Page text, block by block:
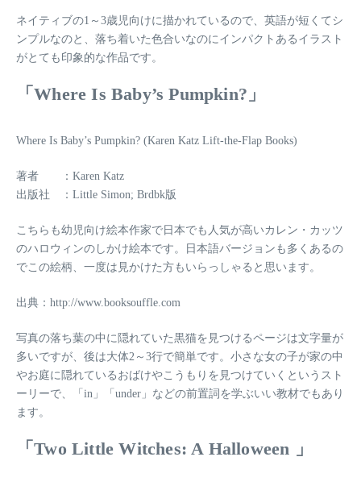
ネイティブの1～3歳児向けに描かれているので、英語が短くてシ
ンプルなのと、落ち着いた色合いなのにインパクトあるイラスト
がとても印象的な作品です。
「Where Is Baby’s Pumpkin?」
Where Is Baby’s Pumpkin? (Karen Katz Lift-the-Flap Books)
著者 ：Karen Katz
出版社 ：Little Simon; Brdbk版
こちらも幼児向け絵本作家で日本でも人気が高いカレン・カッツ
のハロウィンのしかけ絵本です。日本語バージョンも多くあるの
でこの絵柄、一度は見かけた方もいらっしゃると思います。
出典：http://www.booksouffle.com
写真の落ち葉の中に隠れていた黒猫を見つけるページは文字量が
多いですが、後は大体2～3行で簡単です。小さな女の子が家の中
やお庭に隠れているおばけやこうもりを見つけていくというスト
ーリーで、「in」「under」などの前置詞を学ぶいい教材でもあり
ます。
「Two Little Witches: A Halloween 」